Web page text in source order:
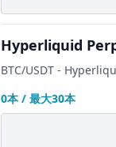
Hyperliquid
BTC/USDT -
0本 / 最大30本